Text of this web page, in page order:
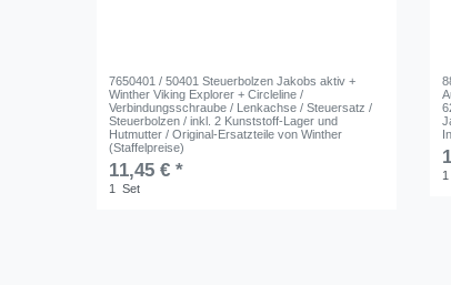
7650401 / 50401 Steuerbolzen Jakobs aktiv +
Winther Viking Explorer + Circleline /
Verbindungsschraube / Lenkachse / Steuersatz /
Steuerbolzen / inkl. 2 Kunststoff-Lager und
Hutmutter / Original-Ersatzteile von Winther
(Staffelpreise)
11,45 € *
1 Set
1